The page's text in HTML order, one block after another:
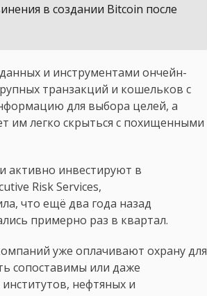
в создании Bitcoin после
и инструментами ончейн-
транзакций и кошельков с
для выбора целей, а
им легко скрыться с похищенными
активно инвестируют в
Risk Services,
что ещё два года назад
примерно раз в квартал.
уже оплачивают охрану для
сопоставимы или даже
нефтяных и